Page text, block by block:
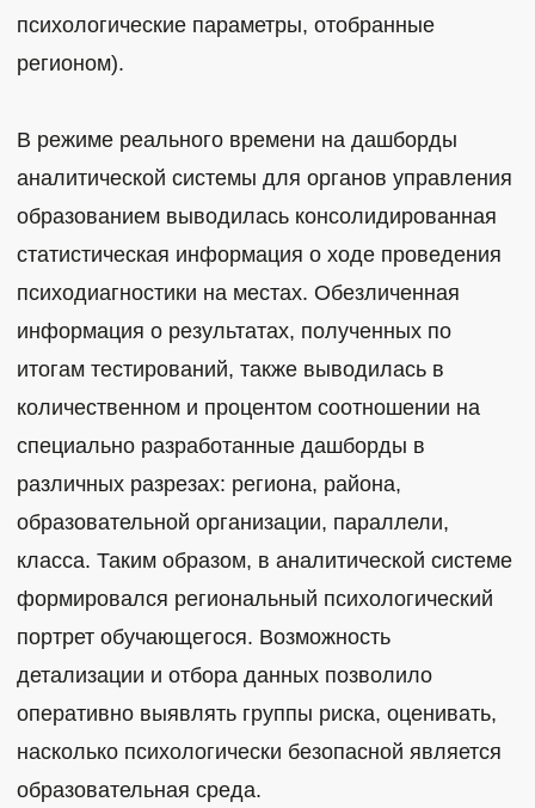
психологические параметры, отобранные
регионом).
В режиме реального времени на дашборды
аналитической системы для органов управления
образованием выводилась консолидированная
статистическая информация о ходе проведения
психодиагностики на местах. Обезличенная
информация о результатах, полученных по
итогам тестирований, также выводилась в
количественном и процентом соотношении на
специально разработанные дашборды в
различных разрезах: региона, района,
образовательной организации, параллели,
класса. Таким образом, в аналитической системе
формировался региональный психологический
портрет обучающегося. Возможность
детализации и отбора данных позволило
оперативно выявлять группы риска, оценивать,
насколько психологически безопасной является
образовательная среда.